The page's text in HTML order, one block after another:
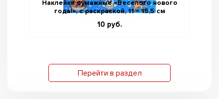
Наклейки бумажные «Веселого нового
года!», c раскраской, 11 × 15,5 см
10 руб.
Перейти в раздел